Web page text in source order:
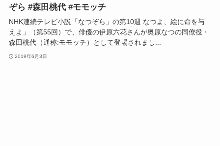
ぞら #森田桃代 #モモッチ
NHK連続テレビ小説「なつぞら」の第10週 なつよ、絵に命を与
えよ」（第55回）で、俳優の伊原六花さんが奥原なつの同僚役・
森田桃代（通称:モモッチ）として登場されまし...
2019年6月3日